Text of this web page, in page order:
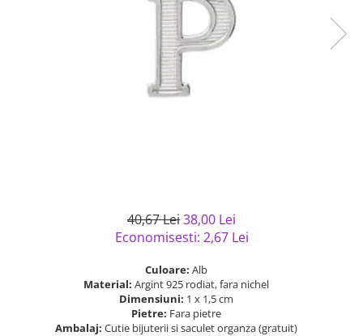
Bijuterii argint placat cu aur
Solutii si lavete de curatare
40,67 Lei38,00 Lei
Economisesti: 2,67 Lei
Culoare: Alb
Material: Argint 925 rodiat, fara nichel
Dimensiuni: 1 x 1,5 cm
Pietre: Fara pietre
Ambalaj: Cutie bijuterii si saculet organza (gratuit)